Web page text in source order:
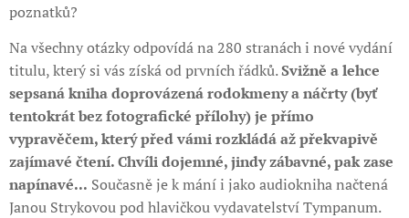
poznatků?
Na všechny otázky odpovídá na 280 stranách i nové vydání
titulu, který si vás získá od prvních řádků.Svižně a lehce
sepsaná kniha doprovázená rodokmeny a náčrty (byť
tentokrát bez fotografické přílohy) je přímo
vypravěčem, který před vámi rozkládá až překvapivě
zajímavé čtení. Chvíli dojemné, jindy zábavné, pak zase
napínavé... Současně je k mání i jako audiokniha načtená
Janou Strykovou pod hlavičkou vydavatelství Tympanum.